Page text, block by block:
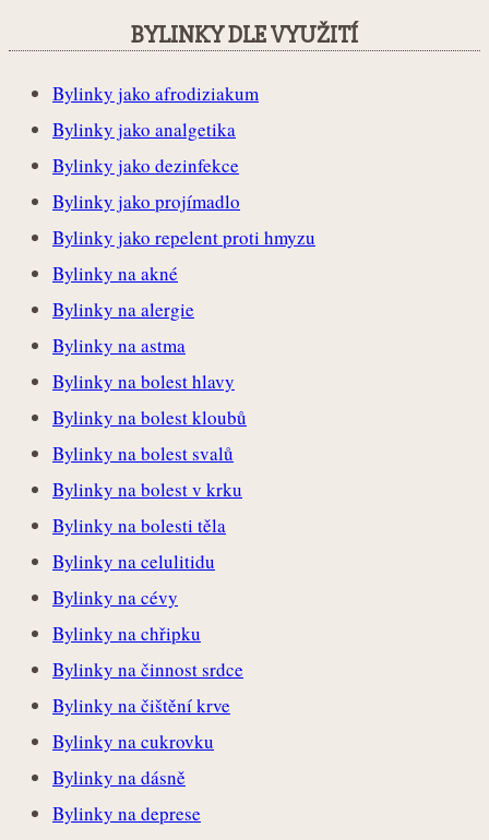
BYLINKY DLE VYUŽITÍ
Bylinky jako afrodiziakum
Bylinky jako analgetika
Bylinky jako dezinfekce
Bylinky jako projímadlo
Bylinky jako repelent proti hmyzu
Bylinky na akné
Bylinky na alergie
Bylinky na astma
Bylinky na bolest hlavy
Bylinky na bolest kloubů
Bylinky na bolest svalů
Bylinky na bolest v krku
Bylinky na bolesti těla
Bylinky na celulitidu
Bylinky na cévy
Bylinky na chřipku
Bylinky na činnost srdce
Bylinky na čištění krve
Bylinky na cukrovku
Bylinky na dásně
Bylinky na deprese